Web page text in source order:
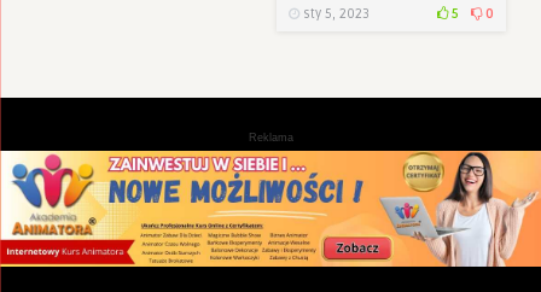
sty 5, 2023 5 0
Reklama